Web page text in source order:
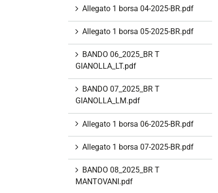
Allegato 1 borsa 04-2025-BR.pdf
Allegato 1 borsa 05-2025-BR.pdf
BANDO 06_2025_BR T
GIANOLLA_LT.pdf
BANDO 07_2025_BR T
GIANOLLA_LM.pdf
Allegato 1 borsa 06-2025-BR.pdf
Allegato 1 borsa 07-2025-BR.pdf
BANDO 08_2025_BR T
MANTOVANI.pdf